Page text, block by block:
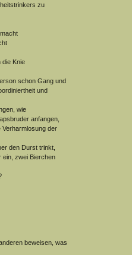
zu
die Knie
schon Gang und
und
wie
anfangen,
Verharmlosung der
den Durst trinkt,
ein, zwei Bierchen
beweisen, was